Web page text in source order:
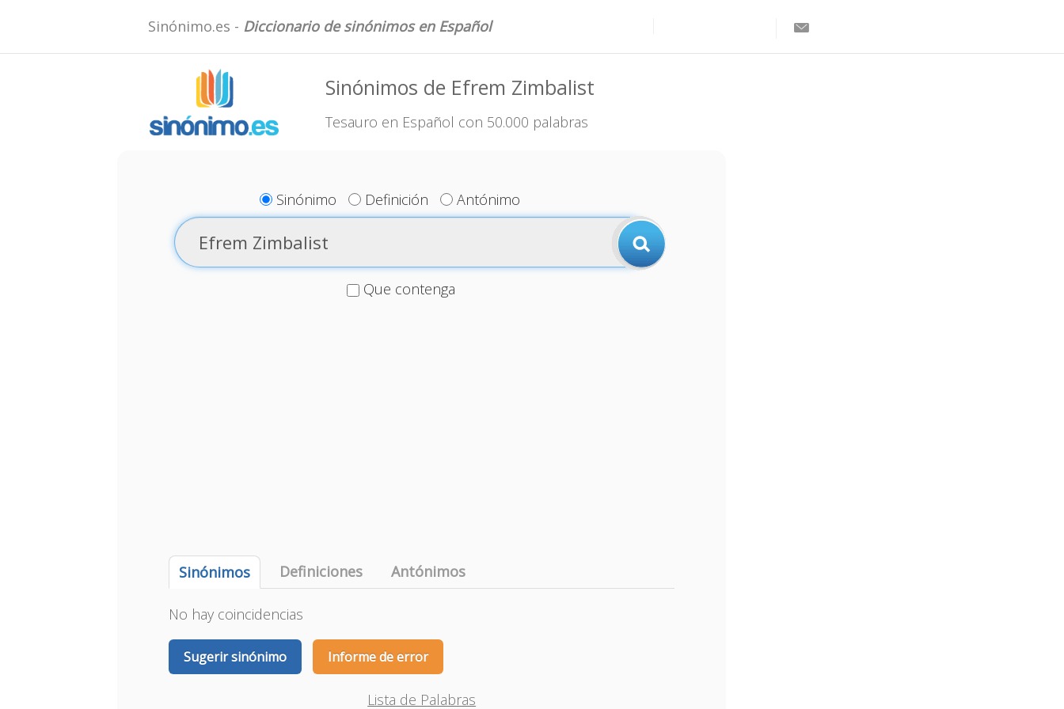
Sinónimo.es - Diccionario de sinónimos en Español
Sinónimos de Efrem Zimbalist
Tesauro en Español con 50.000 palabras
Sinónimo Definición Antónimo
Que contenga
Sinónimos Definiciones Antónimos
No hay coincidencias
Sugerir sinónimo Informe de error
Lista de Palabras